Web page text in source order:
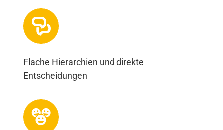
Flache Hierarchien und direkte
Entscheidungen